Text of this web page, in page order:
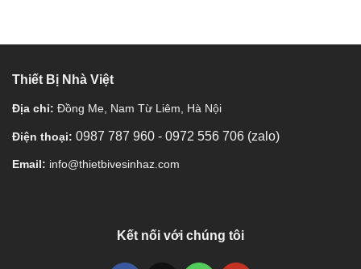
Thiết Bị Nhà Việt
Địa chỉ: Đồng Me, Nam Từ Liêm, Hà Nội
Điện thoại: 0987 787 960 - 0972 556 706 (zalo)
Email: info@thietbivesinhaz.com
Kết nối với chúng tôi